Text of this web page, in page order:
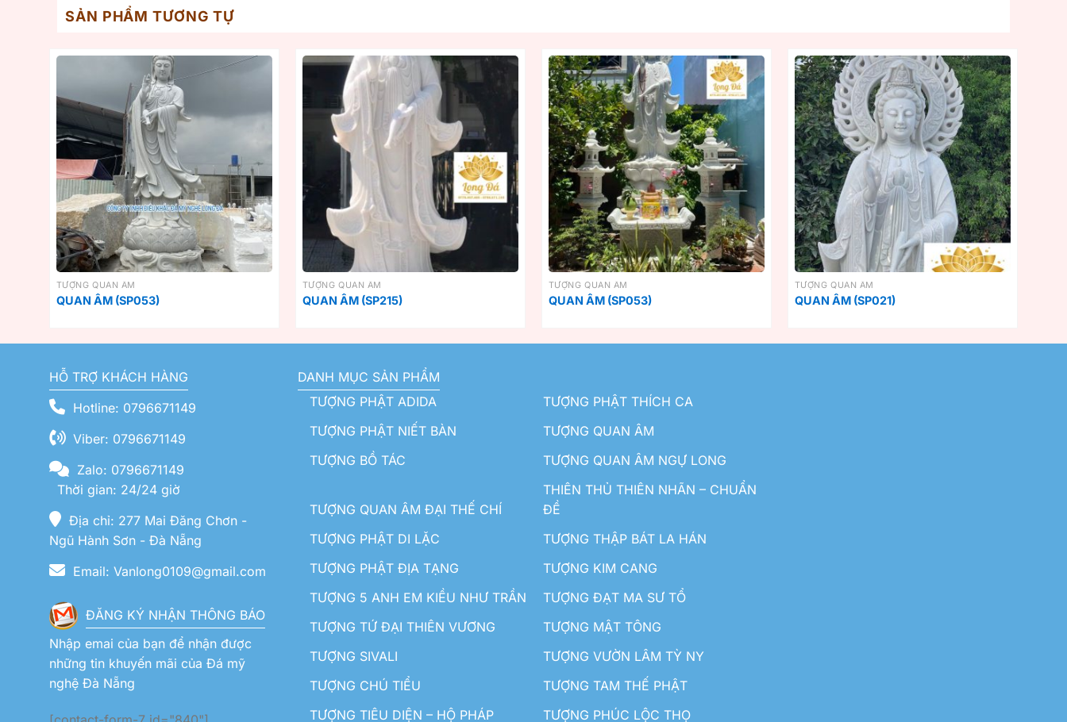
SẢN PHẨM TƯƠNG TỰ
TƯỢNG QUAN ÂM
QUAN ÂM (SP053)
TƯỢNG QUAN ÂM
QUAN ÂM (SP215)
TƯỢNG QUAN ÂM
QUAN ÂM (SP053)
TƯỢNG QUAN ÂM
QUAN ÂM (SP021)
HỖ TRỢ KHÁCH HÀNG
Hotline: 0796671149
Viber: 0796671149
Zalo: 0796671149
Thời gian: 24/24 giờ
Địa chỉ: 277 Mai Đăng Chơn -
Ngũ Hành Sơn - Đà Nẵng
Email: Vanlong0109@gmail.com
ĐĂNG KÝ NHẬN THÔNG BÁO
Nhập emai của bạn để nhận được
những tin khuyến mãi của Đá mỹ
nghệ Đà Nẵng
DANH MỤC SẢN PHẨM
TƯỢNG PHẬT ADIDA
TƯỢNG PHẬT THÍCH CA
TƯỢNG PHẬT NIẾT BÀN
TƯỢNG QUAN ÂM
TƯỢNG BỒ TÁC
TƯỢNG QUAN ÂM NGỰ LONG
TƯỢNG QUAN ÂM ĐẠI THẾ CHÍ
THIÊN THỦ THIÊN NHÃN – CHUẨN
ĐỀ
TƯỢNG PHẬT DI LẶC
TƯỢNG THẬP BÁT LA HÁN
TƯỢNG PHẬT ĐỊA TẠNG
TƯỢNG KIM CANG
TƯỢNG 5 ANH EM KIỀU NHƯ TRẦN
TƯỢNG ĐẠT MA SƯ TỔ
TƯỢNG TỨ ĐẠI THIÊN VƯƠNG
TƯỢNG MẬT TÔNG
TƯỢNG SIVALI
TƯỢNG VƯỜN LÂM TỲ NY
TƯỢNG CHÚ TIỂU
TƯỢNG TAM THẾ PHẬT
TƯỢNG TIÊU DIỆN – HỘ PHÁP
TƯỢNG PHÚC LỘC THỌ